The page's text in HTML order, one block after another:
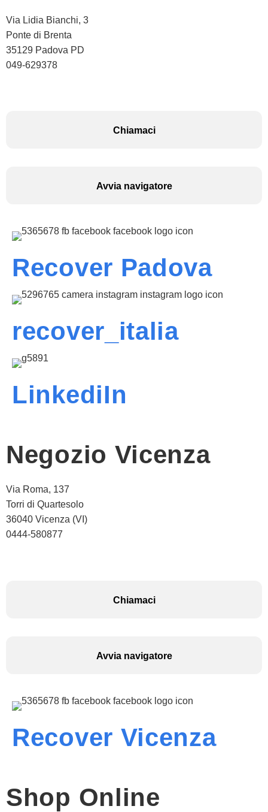
Via Lidia Bianchi, 3
Ponte di Brenta
35129 Padova PD
049-629378
Chiamaci
Avvia navigatore
Recover Padova
recover_italia
LinkediIn
Negozio Vicenza
Via Roma, 137
Torri di Quartesolo
36040 Vicenza (VI)
0444-580877
Chiamaci
Avvia navigatore
Recover Vicenza
Shop Online